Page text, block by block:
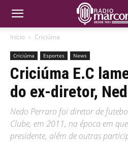
Início Criciúma
Criciúma Esportes News
Criciúma E.C
do ex-diretor,
Nedo Perraro foi diretor de
Clube, em 2011, na época em
presidente, além de outras